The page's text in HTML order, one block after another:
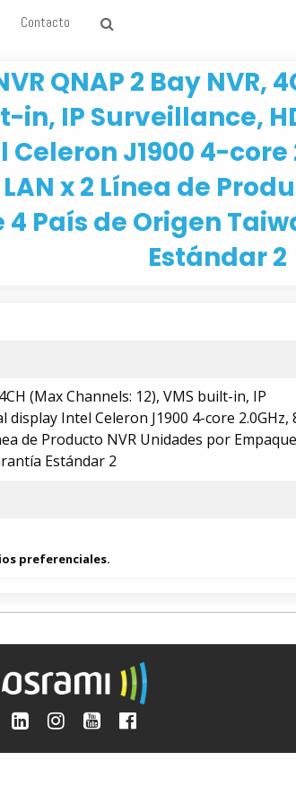
Contacto
QNAP 2 Bay NVR,
in, IP Surveillance,
J1900 4-core
LAN x 2 Línea de
País de Origen
Estándar 2
(Max Channels: 12), VMS built-in, IP
Intel Celeron J1900 4-core 2.0GHz,
de Producto NVR Unidades por
Estándar 2
preferenciales.